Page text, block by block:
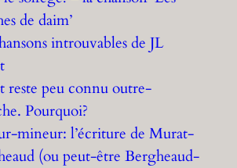
de daim’
introuvables de JL
reste peu connu outre-
Pourquoi?
mineur: l’écriture de Murat-
(ou peut-être Bergheaud-